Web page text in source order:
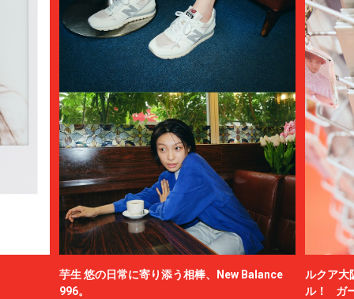
芋生 悠の日常に寄り添う相棒、New Balance
996。
ルクア大
ル！ ガ